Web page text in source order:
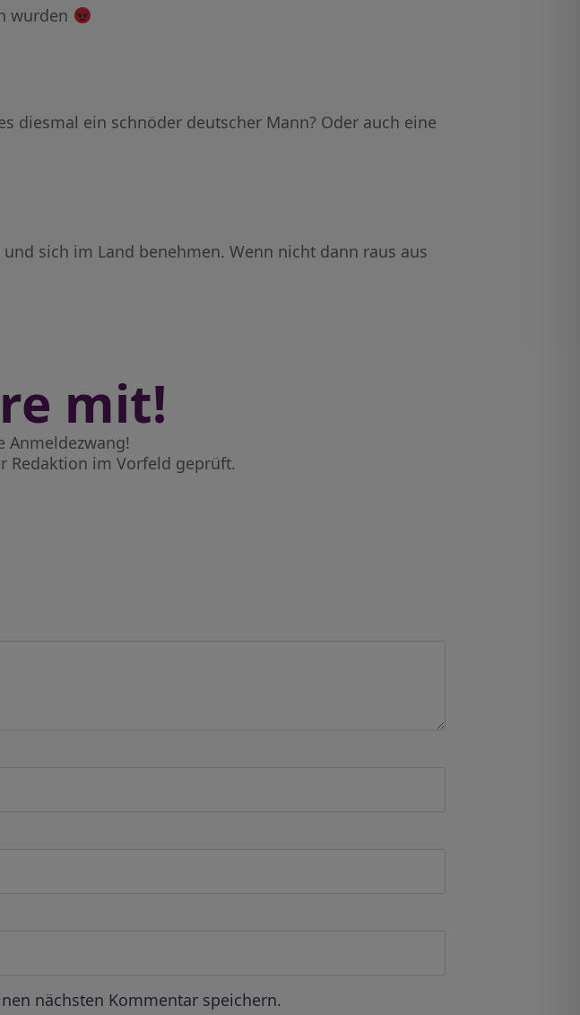
wurden
diesmal ein schnöder deutscher Mann? Oder auch eine
sich im Land benehmen. Wenn nicht dann raus aus
mit!
Anmeldezwang!
Redaktion im Vorfeld geprüft.
nächsten Kommentar speichern.